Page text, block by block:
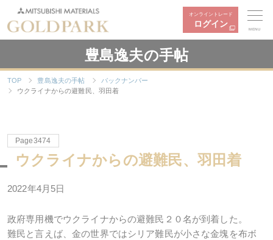
オンライントレード
ログイン
MENU
豊島逸夫の手帖
TOP 豊島逸夫の手帖
バックナンバー
ウクライナからの避難民、羽田着
Page3474
ウクライナからの避難民、羽田着
2022年4月5日
政府専用機でウクライナからの避難民２０名が到着した。
難民と言えば、金の世界ではシリア難民が小さな金塊を布ボ